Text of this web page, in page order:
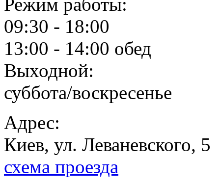
09:30 - 18:00
13:00 - 14:00 обед
Выходной:
суббота/воскресенье
Адрес:
Киев, ул. Леваневского, 5
схема проезда